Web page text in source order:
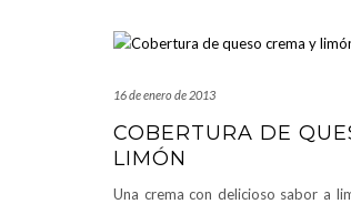
16 de enero de 2013
COBERTURA DE
LIMÓN
Una crema con delicioso sabor a